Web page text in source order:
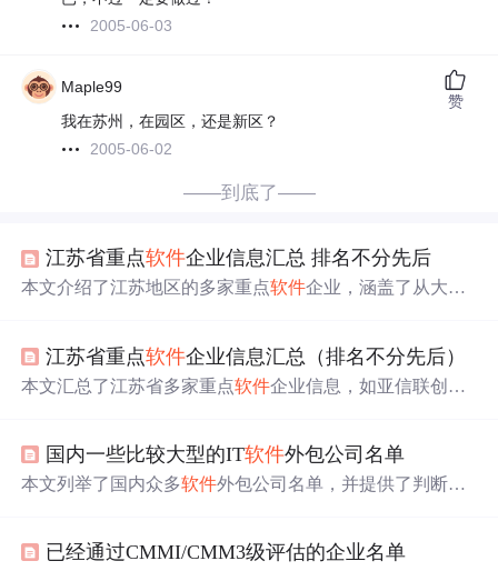
2005-06-03
Maple99
我在苏州，在园区，还是新区？
2005-06-02
赞
——到底了——
江苏省重点软件企业信息汇总 排名不分先后
本文介绍了江苏地区的多家重点软件企业，涵盖了从大型
企业在智能交通、实时数据库、办公
软件、信息安全等多
个领域展现出卓越的技术实力。
江苏省重点软件企业信息汇总（排名不分先后）
本文汇总了江苏省多家重点软件企业信息，如亚信联创是
技、永中软件等，各企业在不同领域各有特色与优势。
国内一些比较大型的IT软件外包公司名单
本文列举了国内众多软件外包公司名单，并提供了判断外
已经通过CMMI/CMM3级评估的企业名单